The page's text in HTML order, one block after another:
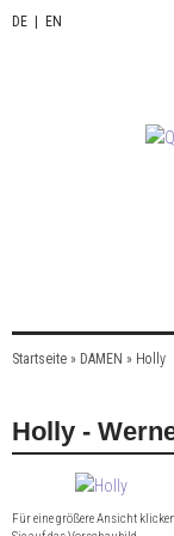
DE EN
Startseite » DAMEN » Holly
Holly -
Für eine größere Ansicht klicken